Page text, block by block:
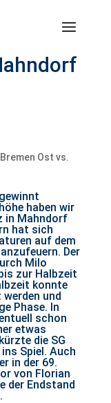
Ost vs.
haben wir
in Mahndorf
hat sich
auf dem
Der
Milo
zur Halbzeit
konnte
und
Phase. In
schon
etwas
die SG
Spiel. Auch
in der 69.
von Florian
der Endstand